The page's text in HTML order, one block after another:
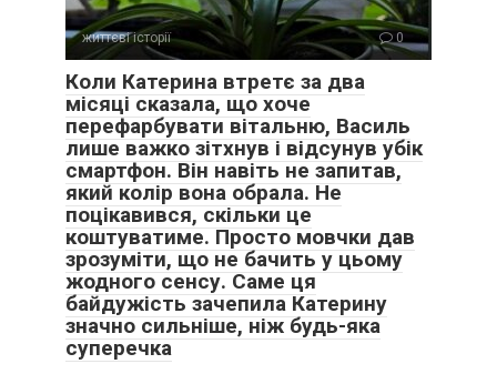
життєві історії 0
Коли Катерина втретє за два
місяці сказала, що хоче
перефарбувати вітальню, Василь
лише важко зітхнув і відсунув убік
смартфон. Він навіть не запитав,
який колір вона обрала. Не
поцікавився, скільки це
коштуватиме. Просто мовчки дав
зрозуміти, що не бачить у цьому
жодного сенсу. Саме ця
байдужість зачепила Катерину
значно сильніше, ніж будь-яка
суперечка